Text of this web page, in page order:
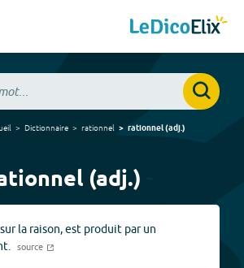
Dictionnaire rationnel rationnel(adj.)
(adj.)
la raison, est produit par un
source